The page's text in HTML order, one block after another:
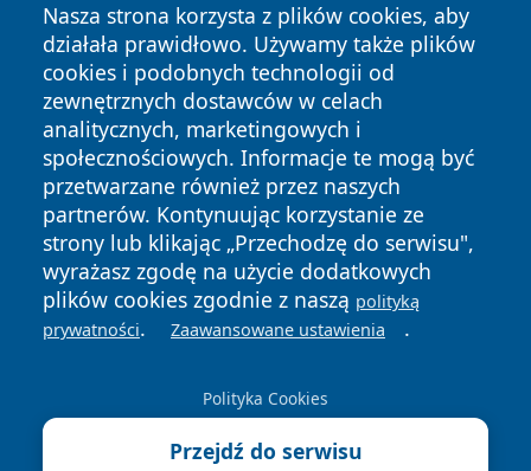
Nasza strona korzysta z plików cookies, aby
działała prawidłowo. Używamy także plików
cookies i podobnych technologii od
zewnętrznych dostawców w celach
analitycznych, marketingowych i
społecznościowych. Informacje te mogą być
przetwarzane również przez naszych
partnerów. Kontynuując korzystanie ze
strony lub klikając „Przechodzę do serwisu",
wyrażasz zgodę na użycie dodatkowych
plików cookies zgodnie z naszą polityką
prywatności. Zaawansowane ustawienia .
Polityka Cookies
Przejdź do serwisu
Copyright © 2026 mojwloclawek.pl Wszystkie prawa
zastrzeżone.
News Autorzy
Polityka
Prywatności
Polityka
Cookies